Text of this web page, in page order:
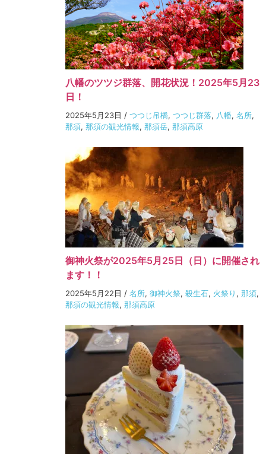
八幡のツツジ群落、開花状況！2025年5月23
日！
2025年5月23日 / つつじ吊橋, つつじ群落, 八幡, 名所,
那須, 那須の観光情報, 那須岳, 那須高原
御神火祭が2025年5月25日（日）に開催され
ます！！
2025年5月22日 / 名所, 御神火祭, 殺生石, 火祭り , 那須,
那須の観光情報, 那須高原